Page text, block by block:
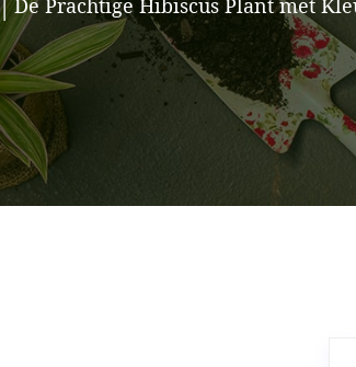
De Prachtige Hibiscus Plant met